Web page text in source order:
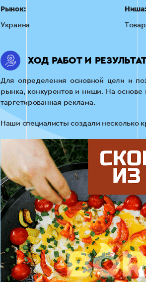
Рынок:
Украина
Ниша:
ХОД РАБОТ И
Для определения основной цели и
рынка, конкурентов и ниши. На
таргетированная реклама.
Наши специалисты создали несколько